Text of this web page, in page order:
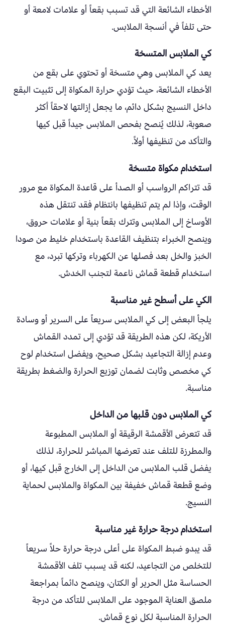
الأخطاء الشائعة التي قد تسبب بقعاً أو علامات لامعة أو
حتى تلفاً في أنسجة الملابس.
كي الملابس المتسخة
يعد كي الملابس وهي متسخة أو تحتوي على بقع من
الأخطاء الشائعة، حيث تؤدي حرارة المكواة إلى تثبيت البقع
داخل النسيج بشكل دائم، ما يجعل إزالتها لاحقاً أكثر
صعوبة، لذلك يُنصح بفحص الملابس جيداً قبل كيها
والتأكد من تنظيفها أولاً.
استخدام مكواة متسخة
قد تتراكم الرواسب أو الصدأ على قاعدة المكواة مع مرور
الوقت، وإذا لم يتم تنظيفها بانتظام فقد تنتقل هذه
الأوساخ إلى الملابس وتترك بقعاً بنية أو علامات حروق،
وينصح الخبراء بتنظيف القاعدة باستخدام خليط من صودا
الخبز والخل بعد فصلها عن الكهرباء وتركها تبرد، مع
استخدام قطعة قماش ناعمة لتجنب الخدش.
الكي على أسطح غير مناسبة
يلجأ البعض إلى كي الملابس سريعاً على السرير أو وسادة
الأريكة، لكن هذه الطريقة قد تؤدي إلى تمدد القماش
وعدم إزالة التجاعيد بشكل صحيح، ويفضل استخدام لوح
كي مخصص وثابت لضمان توزيع الحرارة والضغط بطريقة
مناسبة.
كي الملابس دون قلبها من الداخل
قد تتعرض الأقمشة الرقيقة أو الملابس المطبوعة
والمطرزة للتلف عند تعرضها المباشر للحرارة، لذلك
يفضل قلب الملابس من الداخل إلى الخارج قبل كيها، أو
وضع قطعة قماش خفيفة بين المكواة والملابس لحماية
النسيج.
استخدام درجة حرارة غير مناسبة
قد يبدو ضبط المكواة على أعلى درجة حرارة حلاً سريعاً
للتخلص من التجاعيد، لكنه قد يسبب تلف الأقمشة
الحساسة مثل الحرير أو الكتان، وينصح دائماً بمراجعة
ملصق العناية الموجود على الملابس للتأكد من درجة
الحرارة المناسبة لكل نوع قماش.